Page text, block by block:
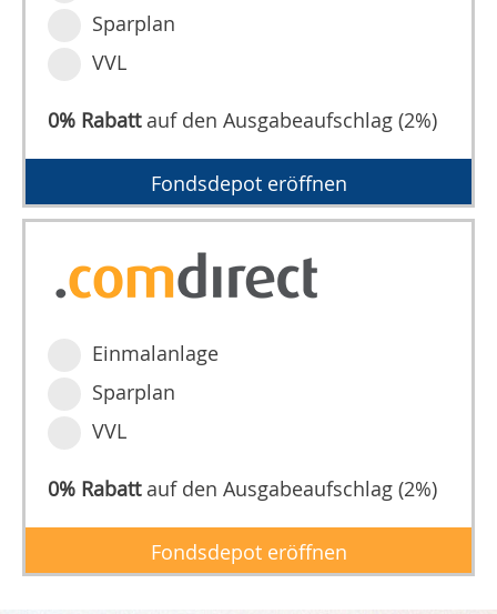
Sparplan
VVL
0% Rabattauf den Ausgabeaufschlag (2%)
Fondsdepot eröffnen
Einmalanlage
Sparplan
VVL
0% Rabattauf den Ausgabeaufschlag (2%)
Fondsdepot eröffnen